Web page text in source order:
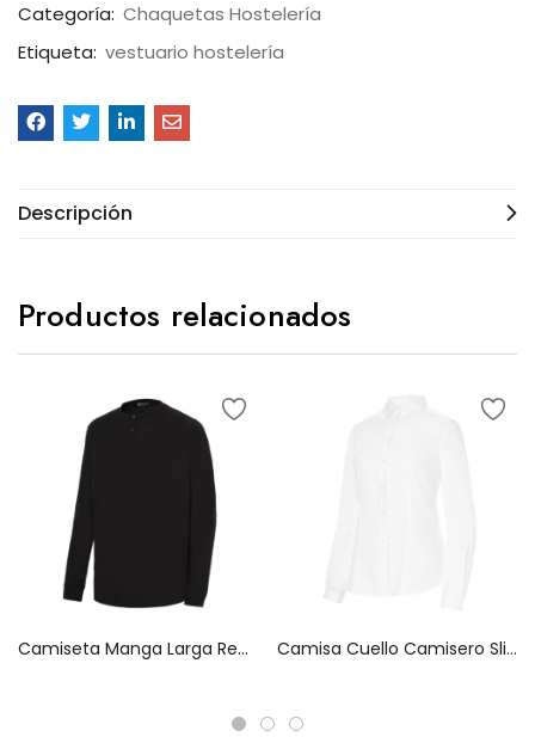
Categoría: Chaquetas Hostelería
Etiqueta: vestuario hostelería
Descripción
Productos relacionados
Camiseta Manga Larga Regular Fit 03022 Camisa Cuello Camisero Slim Fit 02257